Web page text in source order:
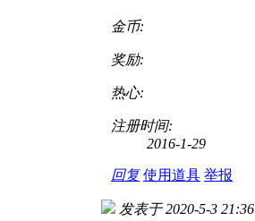
金币:
奖励:
热心:
注册时间:
2016-1-29
回复 使用道具 举报
发表于 2020-5-3 21:36